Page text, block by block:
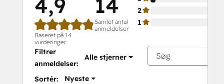
Baseret på 14
vurderinger
Samlet antal
anmeldelser
2
1
Filtrer
anmeldelser:
Alle stjerner
Sortér: Nyeste